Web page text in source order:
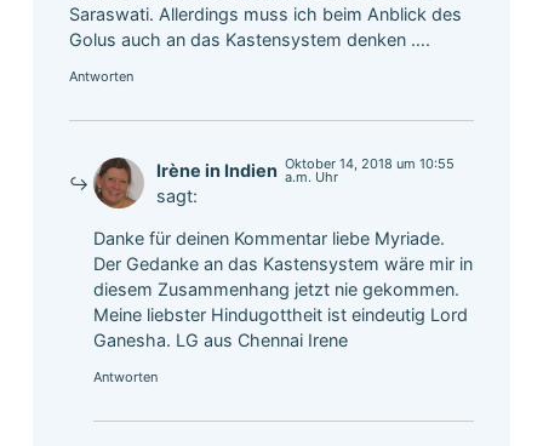
Saraswati. Allerdings muss ich beim Anblick des
Golus auch an das Kastensystem denken ….
Antworten
Irène in Indien
sagt:
Oktober 14, 2018 um 10:55
a.m. Uhr
Danke für deinen Kommentar liebe Myriade.
Der Gedanke an das Kastensystem wäre mir in
diesem Zusammenhang jetzt nie gekommen.
Meine liebster Hindugottheit ist eindeutig Lord
Ganesha. LG aus Chennai Irene
Antworten